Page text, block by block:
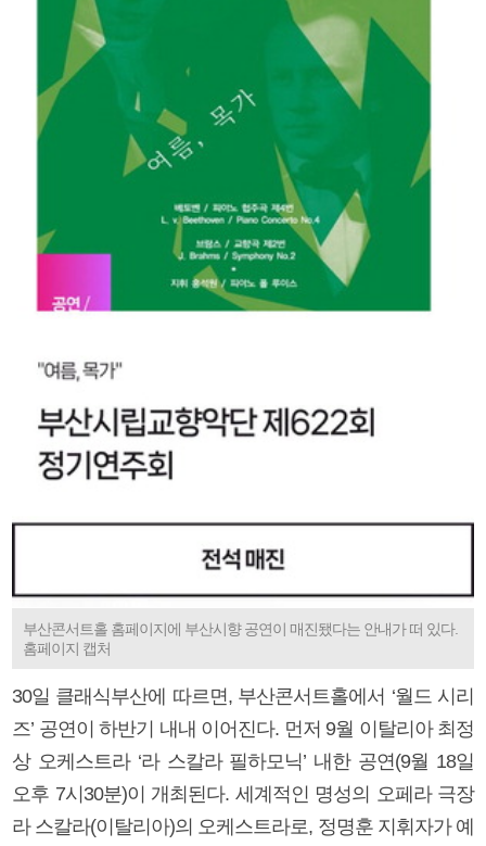
부산콘서트홀 홈페이지에 부산시향 공연이 매진됐다는 안내가 떠 있다.
홈페이지 캡처
30일 클래식부산에 따르면, 부산콘서트홀에서 ‘월드 시리
즈’ 공연이 하반기 내내 이어진다. 먼저 9월 이탈리아 최정
상 오케스트라 ‘라 스칼라 필하모닉’ 내한 공연(9월 18일
오후 7시30분)이 개최된다. 세계적인 명성의 오페라 극장
라 스칼라(이탈리아)의 오케스트라로, 정명훈 지휘자가 예